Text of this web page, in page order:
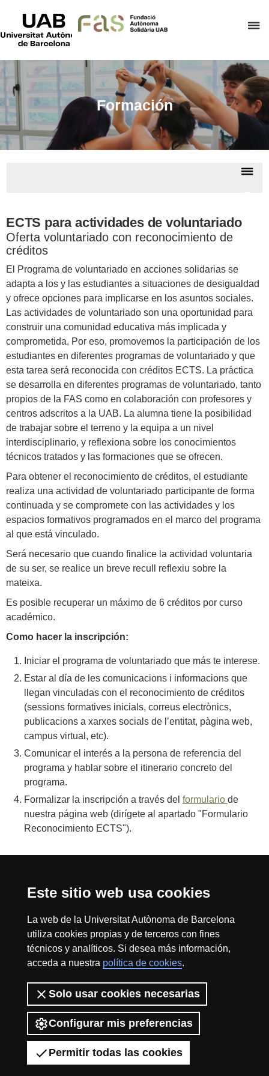
Este sitio web usa cookies
La web de la Universitat Autònoma de Barcelona
utiliza cookies propias y de terceros con fines
técnicos y analíticos. Si desea más información,
acceda a nuestra política de cookies.
Solo usar cookies necesarias
Configurar mis preferencias
Permitir todas las cookies
el
Formación
ECTS para actividades de voluntariado
Oferta voluntariado con reconocimiento de
créditos
El Programa de voluntariado en acciones solidarias se
adapta a los y las estudiantes a situaciones de desigualdad
y ofrece opciones para implicarse en los asuntos sociales.
Las actividades de voluntariado son una oportunidad para
construir una comunidad educativa más implicada y
comprometida. Por eso, promovemos la participación de los
estudiantes en diferentes programas de voluntariado y que
esta tarea será reconocida con créditos ECTS. La práctica
se desarrolla en diferentes programas de voluntariado, tanto
propios de la FAS como en colaboración con profesores y
centros adscritos a la UAB. La alumna tiene la posibilidad
de trabajar sobre el terreno y la equipa a un nivel
interdisciplinario, y reflexiona sobre los conocimientos
técnicos tratados y las formaciones que se ofrecen.
Para obtener el reconocimiento de créditos, el estudiante
realiza una actividad de voluntariado participante de forma
continuada y se compromete con las actividades y los
espacios formativos programados en el marco del programa
al que está vinculado.
Será necesario que cuando finalice la actividad voluntaria
de su ser, se realice un breve recull reflexiu sobre la
mateixa.
Es posible recuperar un máximo de 6 créditos por curso
académico.
Como hacer la inscripción:
Iniciar el programa de voluntariado que más te interese.
Estar al día de les comunicacions i informacions que
llegan vinculadas con el reconocimiento de créditos
(sessions formatives inicials, correus electrònics,
publicacions a xarxes socials de l’entitat, pàgina web,
campus virtual, etc).
Comunicar el interés a la persona de referencia del
programa y hablar sobre el itinerario concreto del
programa.
Formalizar la inscripción a través del formulario de
nuestra página web (dirígete al apartado "Formulario
Reconocimiento ECTS").
Reconocimiento internacional de la excelencia
HR
in
Inicio Sobre el web Accesibilidad web Aviso Legal
privacidad
Protección de datos
construcción de una universidad más solidaria y más comprometida con
la realidad social, mediante la promoción de la participación voluntaria de
la comunidad universitaria como instrumento para la integración de
colectivos en riesgo de exclusión.